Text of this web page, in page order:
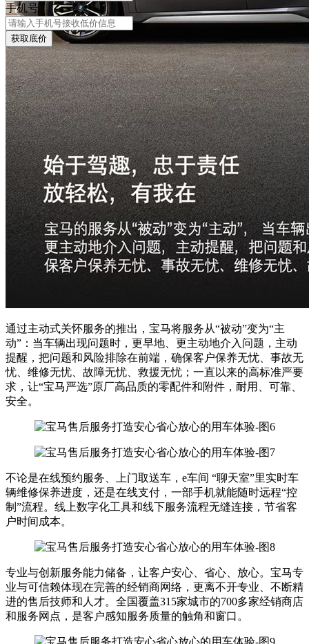
通过主动式关怀服务的推出，宝马将服务从“被动”变为“主
动”：当车辆出现问题时，更早地、更主动地介入问题，主动
提醒，把问题和风险排除在前端，确保客户保养无忧、事故无
忧、维修无忧、故障无忧、救援无忧；一直以来的高标准严要
求，让“宝马严选”原厂高品质的零配件和附件，耐用、可靠、
安全。
不论是在线预约服务、上门取送车，e车间 “聊天室”里实时车
辆维修保养进度，还是在线支付，一部手机就能随时远程“控
制”流程。线上数字化工具和线下服务流程无缝连接，节省客
户时间成本。
专业与创新服务能力储备，让客户安心、省心、放心。宝马专
业与可信赖体现在完善的经销商网络，更离不开专业、不断精
进的售后技师和人才。全国覆盖315家城市的700多家经销商店
和服务网点，是客户感知服务质量的触角和窗口。
手机号
获取底价